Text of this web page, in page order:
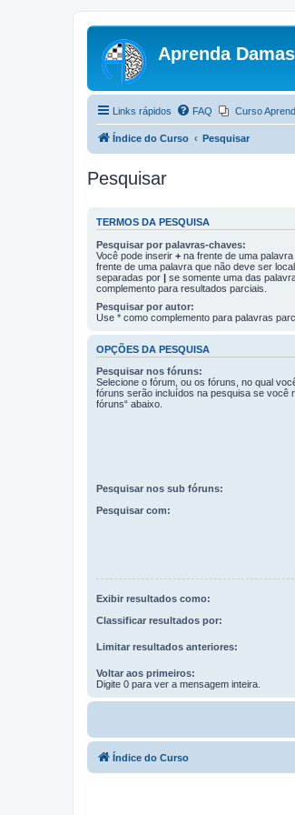
Aprenda Damas
Links rápidos FAQ Curso
Índice do Curso Pesquisar
Pesquisar
TERMOS DA PESQUISA
Pesquisar por palavras-chaves:
Você pode inserir + na frente de uma
frente de uma palavra que não deve ser
separadas por | se somente uma das
complemento para resultados parciais.
Pesquisar por autor:
Use * como complemento para palavras
OPÇÕES DA PESQUISA
Pesquisar nos fóruns:
Selecione o fórum, ou os fóruns, no qual
fóruns serão incluídos na pesquisa se você
fóruns“ abaixo.
Pesquisar nos sub fóruns:
Pesquisar com:
Exibir resultados como:
Classificar resultados por:
Limitar resultados anteriores:
Voltar aos primeiros:
Digite 0 para ver a mensagem inteira.
Índice do Curso